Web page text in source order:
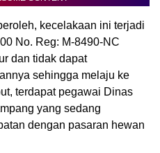
kecelakaan ini terjadi
No. Reg: M-8490-NC
dan tidak dapat
sehingga melaju ke
terdapat pegawai Dinas
yang sedang
dengan pasaran hewan